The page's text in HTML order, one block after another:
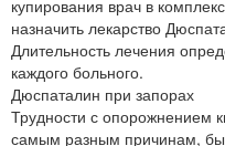
купирования врач в
назначить лекарство
Длительность лечения
каждого больного.
Дюспаталин при запорах
Трудности с опорожнением
самым разным причинам,